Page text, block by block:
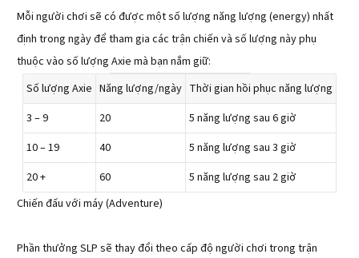
Mỗi người chơi sẽ có được một số lượng năng lượng (energy) nhất
định trong ngày để tham gia các trận chiến và số lượng này phụ
thuộc vào số lượng Axie mà bạn nắm giữ:
Số lượng Axie Năng lượng/ngày Thời gian hồi phục năng lượng
3 – 9
20
5 năng lượng sau 6 giờ
10 – 19
40
5 năng lượng sau 3 giờ
20 +
60
5 năng lượng sau 2 giờ
Chiến đấu với máy (Adventure)
Phần thưởng SLP sẽ thay đổi theo cấp độ người chơi trong trận